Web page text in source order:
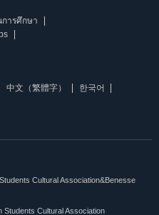
ารศึกษา
中文（繁體字）
한국어
Cultural Association&Benesse
Cultural Association